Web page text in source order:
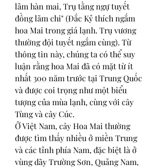
lãm hàn mai, Trụ tằng ngự tuyết
đồng lãm chi" (Đắc Kỷ thích ngắm
hoa Mai trong giá lạnh. Trụ vương
thường đội tuyết ngắm cùng). Từ
thông tin này, chúng ta có thể suy
luận rằng hoa Mai đã có mặt từ ít
nhất 300 năm trước tại Trung Quốc
và được coi trọng như một biểu
tượng của mùa lạnh, cùng với cây
Tùng và cây Cúc.
Ở Việt Nam, cây Hoa Mai thường
được tìm thấy nhiều ở miền Trung
và các tỉnh phía Nam, đặc biệt là ở
vùng dãy Trường Sơn, Quảng Nam,